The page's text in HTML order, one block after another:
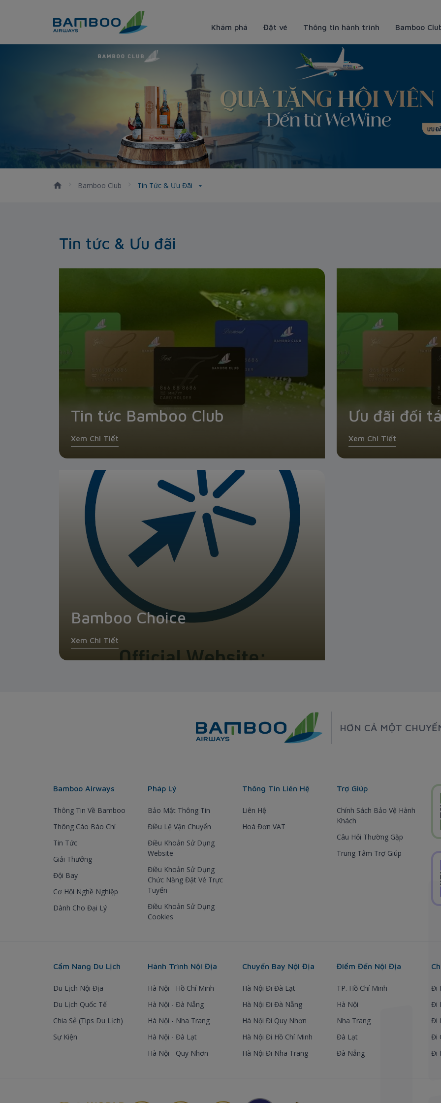
Khám phá Đặt vé Thông tin hành trình Bamboo
Tin tức &amp; Ưu đãi
Bamboo Club Tin Tức & Ưu Đãi
Tin tức & Ưu đãi
Tin tức Bamboo Club
Xem Chi Tiết
Ưu đãi đối
Xem Chi Tiết
Bamboo Choice
Xem Chi Tiết
HƠN CẢ MỘT
Bamboo Airways
Thông Tin Về Bamboo
Thông Cáo Báo Chí
Tin Tức
Giải Thưởng
Đội Bay
Cơ Hội Nghề Nghiệp
Dành Cho Đại Lý
Pháp Lý
Bảo Mật Thông Tin
Điều Lệ Vận Chuyển
Điều Khoản Sử Dụng
Website
Điều Khoản Sử Dụng
Chức Năng Đặt Vé Trực
Tuyến
Điều Khoản Sử Dụng
Cookies
Thông Tin Liên Hệ
Liên Hệ
Hoá Đơn VAT
Trợ Giúp
Chính Sách Bảo Vệ Hành
Khách
Câu Hỏi Thường Gặp
Trung Tâm Trợ Giúp
Cẩm Nang Du Lịch
Du Lịch Nội Địa
Du Lịch Quốc Tế
Chia Sẻ (Tips Du Lịch)
Sự Kiện
Hành Trình Nội Địa
Hà Nội - Hồ Chí Minh
Hà Nội - Đà Nẵng
Hà Nội - Nha Trang
Hà Nội - Đà Lạt
Hà Nội - Quy Nhơn
Chuyến Bay Nội Địa
Hà Nội Đi Đà Lạt
Hà Nội Đi Đà Nẵng
Hà Nội Đi Quy Nhơn
Hà Nội Đi Hồ Chí Minh
Hà Nội Đi Nha Trang
Điểm Đến Nội Địa
TP. Hồ Chí Minh
Hà Nội
Nha Trang
Đà Lạt
Đà Nẵng
Đi
Đi
Đi
Đi
Đi